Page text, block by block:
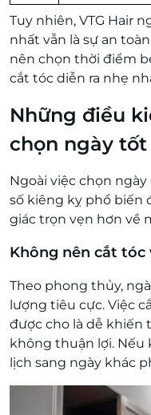
Tuy nhiên, VTG Hair
nhất vẫn là sự an
nên chọn thời điểm
cắt tóc diễn ra nhẹ
Những điều
chọn ngày
Ngoài việc chọn
số kiêng kỵ phổ biến
giác trọn vẹn hơn về
Không nên cắt tóc
Theo phong thủy,
lượng tiêu cực. Việc
được cho là dễ khiến
không thuận lợi. Nếu
lịch sang ngày khác